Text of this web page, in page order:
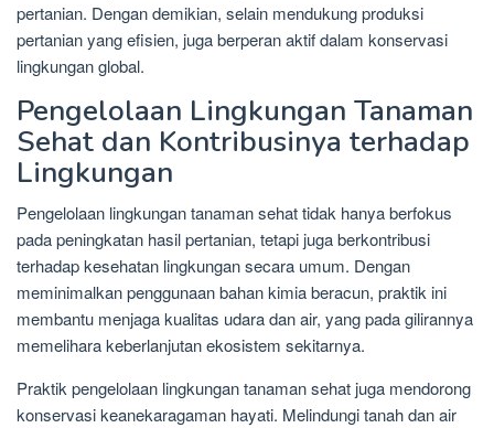
pertanian. Dengan demikian, selain mendukung produksi
pertanian yang efisien, juga berperan aktif dalam konservasi
lingkungan global.
Pengelolaan Lingkungan Tanaman
Sehat dan Kontribusinya terhadap
Lingkungan
Pengelolaan lingkungan tanaman sehat tidak hanya berfokus
pada peningkatan hasil pertanian, tetapi juga berkontribusi
terhadap kesehatan lingkungan secara umum. Dengan
meminimalkan penggunaan bahan kimia beracun, praktik ini
membantu menjaga kualitas udara dan air, yang pada gilirannya
memelihara keberlanjutan ekosistem sekitarnya.
Praktik pengelolaan lingkungan tanaman sehat juga mendorong
konservasi keanekaragaman hayati. Melindungi tanah dan air